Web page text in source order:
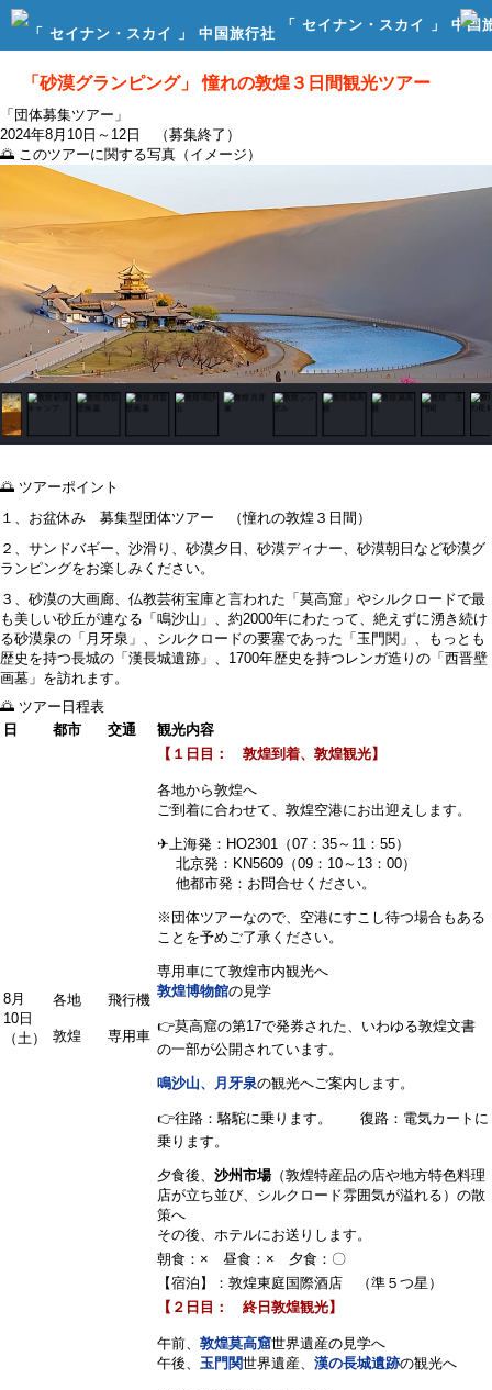
「 セイナン・スカイ 」 中国
行社
「砂漠グランピング」 憧れの敦煌３日間観光ツアー
「団体募集ツアー」
2024年8月10日～12日 （募集終了）
🌅 このツアーに関する写真（イメージ）
🌅 ツアーポイント
１、お盆休み 募集型団体ツアー （憧れの敦煌３日間）
２、サンドバギー、沙滑り、砂漠夕日、砂漠ディナー、砂漠朝日など砂漠グ
ランピングをお楽しみください。
３、砂漠の大画廊、仏教芸術宝庫と言われた「莫高窟」やシルクロードで最
も美しい砂丘が連なる「鳴沙山」、約2000年にわたって、絶えずに湧き続け
る砂漠泉の「月牙泉」、シルクロードの要塞であった「玉門関」、もっとも
歴史を持つ長城の「漢長城遺跡」、1700年歴史を持つレンガ造りの「西晋壁
画墓」を訪れます。
🌅 ツアー日程表
日
都市 交通 観光内容
8月
10日
（土）
各地
敦煌
飛行機
専用車
【１日目： 敦煌到着、敦煌観光】
各地から敦煌へ
ご到着に合わせて、敦煌空港にお出迎えします。
✈上海発：HO2301（07：35～11：55）
北京発：KN5609（09：10～13：00）
他都市発：お問合せください。
※団体ツアーなので、空港にすこし待つ場合もある
ことを予めご了承ください。
専用車にて敦煌市内観光へ
敦煌博物館の見学
👉莫高窟の第17で発券された、いわゆる敦煌文書
の一部が公開されています。
鳴沙山、月牙泉の観光へご案内します。
👉往路：駱駝に乗ります。 復路：電気カートに
乗ります。
夕食後、 沙州市場（敦煌特産品の店や地方特色料理
店が立ち並び、シルクロード雰囲気が溢れる）の散
策へ
その後、ホテルにお送りします。
朝食：× 昼食：× 夕食：〇
【宿泊】：敦煌東庭国際酒店 （準５つ星）
【２日目： 終日敦煌観光】
午前、 敦煌莫高窟世界遺産の見学へ
午後、 玉門関世界遺産、 漢の長城遺跡の観光へ